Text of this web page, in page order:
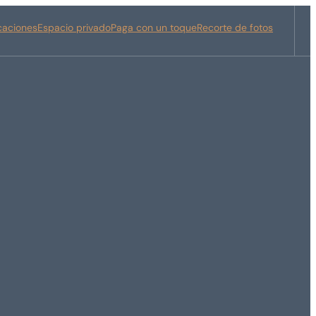
Espacio privadoPaga con un toqueRecorte de fotos